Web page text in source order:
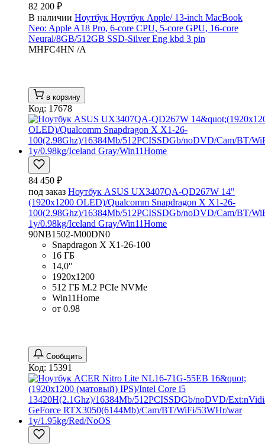
82 200 ₽
В наличии Ноутбук Ноутбук Apple/ 13-inch MacBook
Neo: Apple A18 Pro, 6-core CPU, 5-core GPU, 16-core
Neural/8GB/512GB SSD-Silver Eng kbd 3 pin
MHFC4HN /A
в корзину
Код: 17678
84 450 ₽
под заказ Ноутбук ASUS UX3407QA-QD267W 14"
(1920x1200 OLED)/Qualcomm Snapdragon X X1-26-
100(2.98Ghz)/16384Mb/512PCISSDGb/noDVD/Cam/BT/
1y/0.98kg/Iceland Gray/Win11Home
90NB1502-M00DN0
Snapdragon X X1-26-100
16 ГБ
14,0''
1920x1200
512 ГБ M.2 PCIe NVMe
Win11Home
от 0.98
Сообщить
Код: 15391